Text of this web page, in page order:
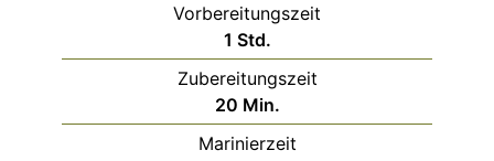
Vorbereitungszeit
1 Stunde
Std.
Zubereitungszeit
20Minuten
Min.
Marinierzeit